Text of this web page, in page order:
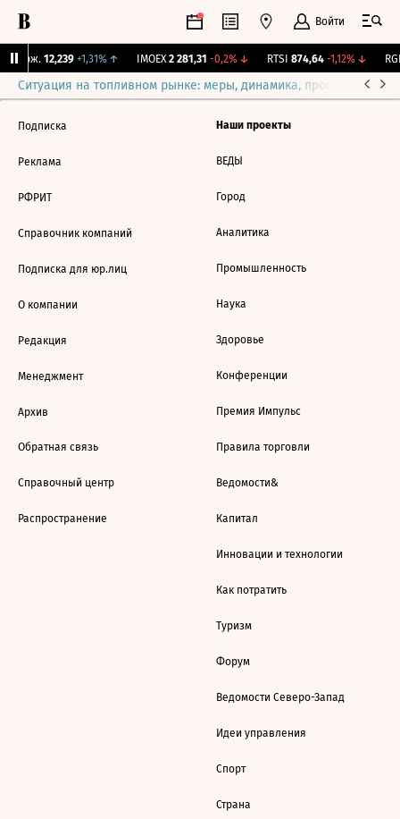
Войти
Бирж. 12,239 +1,31%↑ IMOEX 2 281,31 -0,2%↓ RTSI 874,64 -1,12%↓
Ситуация на топливном рынке: меры, динамика, прогнозы
Подписка
Реклама
РФРИТ
Справочник компаний
Подписка для юр.лиц
О компании
Редакция
Менеджмент
Архив
Обратная связь
Справочный центр
Распространение
Наши проекты
ВЕДЫ
Город
Аналитика
Промышленность
Наука
Здоровье
Конференции
Премия Импульс
Правила торговли
Ведомости&
Капитал
Инновации и технологии
Как потратить
Туризм
Форум
Ведомости Северо-Запад
Идеи управления
Спорт
Страна